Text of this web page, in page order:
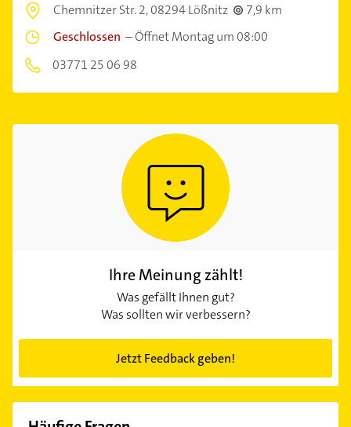
Chemnitzer Str. 2,08294 Lößnitz
7,9 km
Geschlossen –Öffnet Montag um 08:00
03771 25 06 98
Ihre Meinung zählt!
Was gefällt Ihnen gut?
Was sollten wir verbessern?
Jetzt Feedback geben!